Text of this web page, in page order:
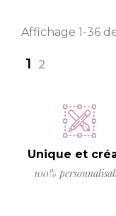
Affichage 1-36
1 2
Unique et
100%